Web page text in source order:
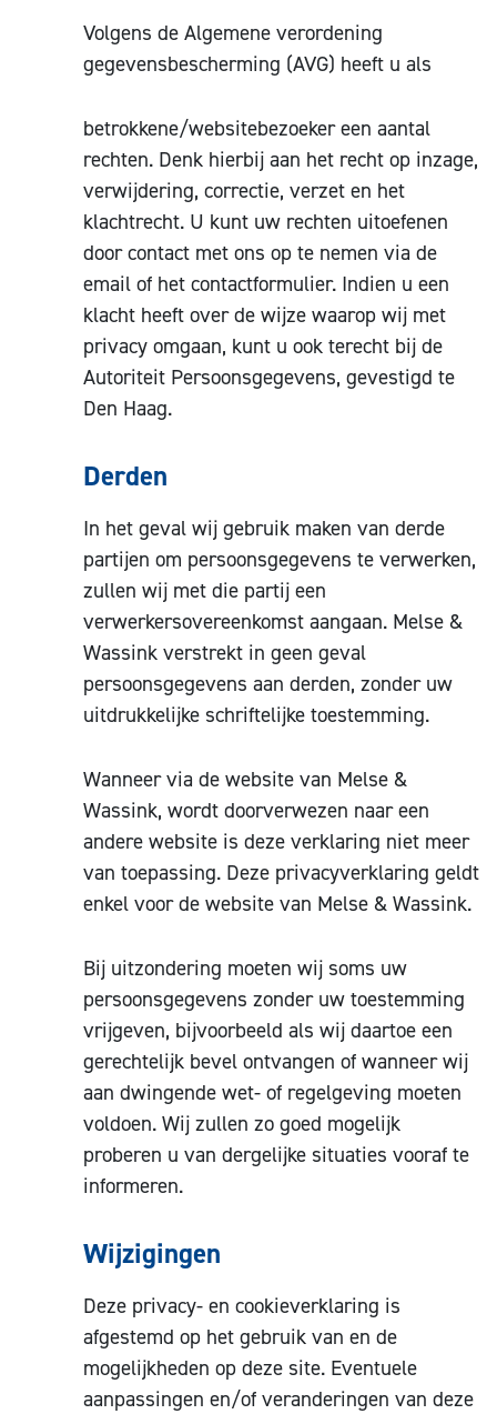
Volgens de Algemene verordening
gegevensbescherming (AVG) heeft u als
betrokkene/websitebezoeker een aantal
rechten. Denk hierbij aan het recht op inzage,
verwijdering, correctie, verzet en het
klachtrecht. U kunt uw rechten uitoefenen
door contact met ons op te nemen via de
email of het contactformulier. Indien u een
klacht heeft over de wijze waarop wij met
privacy omgaan, kunt u ook terecht bij de
Autoriteit Persoonsgegevens, gevestigd te
Den Haag.
Derden
In het geval wij gebruik maken van derde
partijen om persoonsgegevens te verwerken,
zullen wij met die partij een
verwerkersovereenkomst aangaan. Melse &
Wassink verstrekt in geen geval
persoonsgegevens aan derden, zonder uw
uitdrukkelijke schriftelijke toestemming.
Wanneer via de website van Melse &
Wassink, wordt doorverwezen naar een
andere website is deze verklaring niet meer
van toepassing. Deze privacyverklaring geldt
enkel voor de website van Melse & Wassink.
Bij uitzondering moeten wij soms uw
persoonsgegevens zonder uw toestemming
vrijgeven, bijvoorbeeld als wij daartoe een
gerechtelijk bevel ontvangen of wanneer wij
aan dwingende wet- of regelgeving moeten
voldoen. Wij zullen zo goed mogelijk
proberen u van dergelijke situaties vooraf te
informeren.
Wijzigingen
Deze privacy- en cookieverklaring is
afgestemd op het gebruik van en de
mogelijkheden op deze site. Eventuele
aanpassingen en/of veranderingen van deze